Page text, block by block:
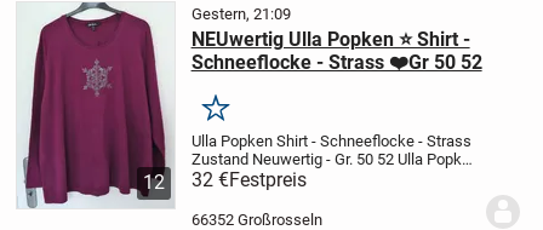
12
Gestern, 21:09
NEUwertig Ulla Popken ⭐ Shirt -
Schneeflocke - Strass ❤️Gr 50 52
Merken
Ulla Popken Shirt - Schneeflocke - Strass
Zustand Neuwertig - Gr. 50 52 Ulla Popken
- Shirtschöne Schneeflocke mit
Strass-Steinchen (keines fehlt !)
50 / 52 – sehr guter...
32 €Festpreis
66352 Großrosseln